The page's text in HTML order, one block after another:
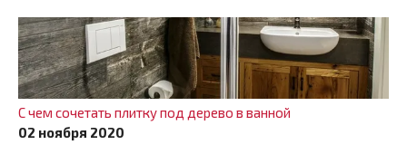
С чем сочетать плитку под дерево в ванной
02 ноября 2020